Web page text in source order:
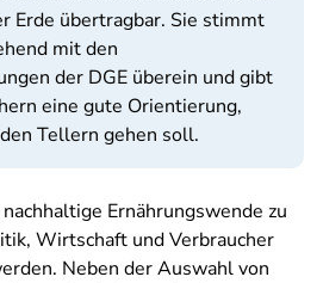
Erde übertragbar. Sie stimmt
mit den
der DGE überein und gibt
eine gute Orientierung,
Tellern gehen soll.
Ernährungswende zu
Wirtschaft und Verbraucher
Neben der Auswahl von